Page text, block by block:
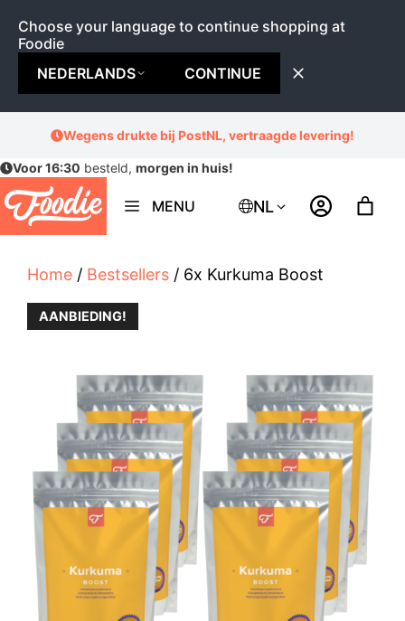
Choose your language to continue shopping at
Foodie
NEDERLANDS
CONTINUE
de
inhoud
Wegens drukte bij PostNL, vertraagde levering!
Voor 16:30 besteld, morgen in huis!
MENU NL
Home / Bestsellers / 6x Kurkuma Boost
AANBIEDING!